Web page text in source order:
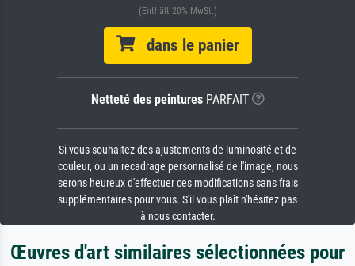
(Enthält 20% MwSt.)
dans le panier
Netteté des peinturesPARFAIT
Si vous souhaitez des ajustements de luminosité et de
couleur, ou un recadrage personnalisé de l'image, nous
serons heureux d'effectuer ces modifications sans frais
supplémentaires pour vous. S'il vous plaît n'hésitez pas
à nous contacter.
Œuvres d'art similaires sélectionnées pour